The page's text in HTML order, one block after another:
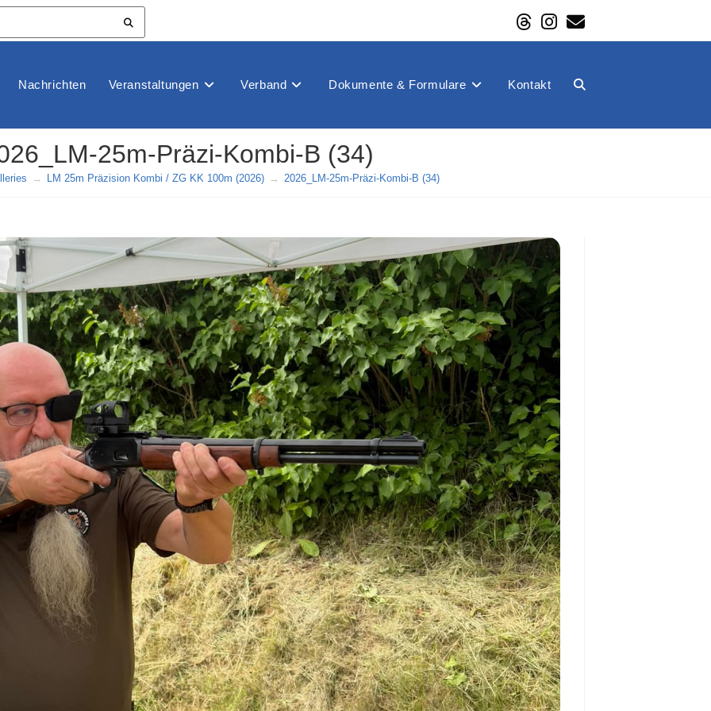
Nachrichten Veranstaltungen Verband Dokumente & Formulare Kontakt Website-
25m-Präzi-Kombi-B (34)
→ LM 25m Präzision Kombi / ZG KK 100m (2026) → 2026_LM-25m-Präzi-Kombi-B (34)